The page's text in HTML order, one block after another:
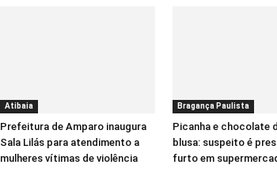
Atibaia
Prefeitura de Amparo inaugura
Sala Lilás para atendimento a
mulheres vítimas de violência
Bragança Paulista
Picanha e chocolate
blusa: suspeito é
furto em